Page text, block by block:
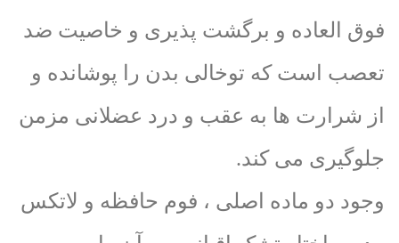
فوق العاده و برگشت پذیری و خاصیت ضد
تعصب است که توخالی بدن را پوشانده و
از شرارت ها به عقب و درد عضلانی مزمن
جلوگیری می کند.
وجود دو ماده اصلی ، فوم حافظه و لاتکس